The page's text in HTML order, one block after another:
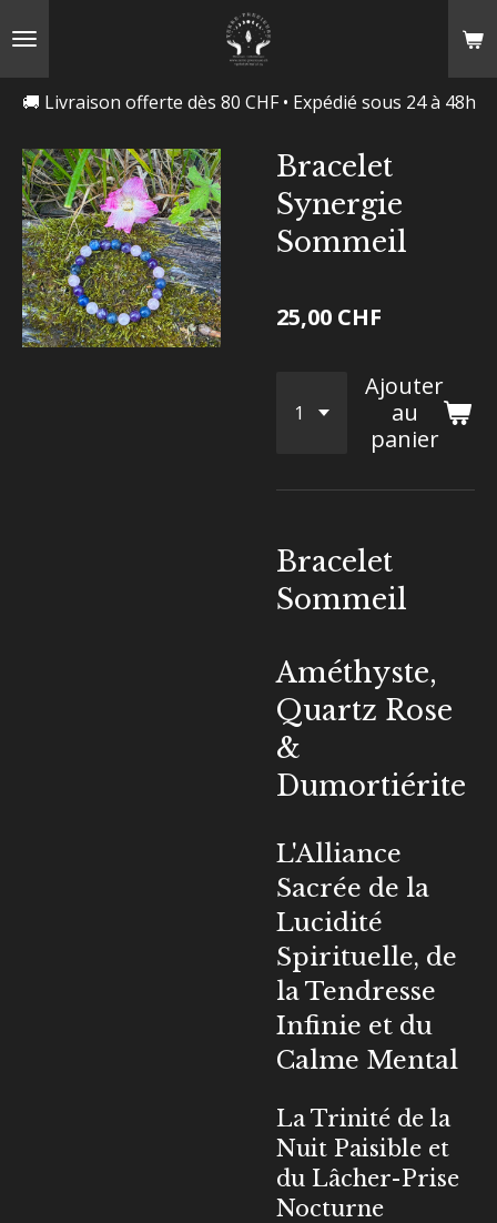
🚚 Livraison offerte dès 80 CHF • Expédié sous 24 à 48h
Bracelet
Synergie
Sommeil
25,00 CHF
Ajouter
au
panier
Bracelet
Sommeil
Améthyste,
Quartz Rose
&
Dumortiérite
L'Alliance
Sacrée de la
Lucidité
Spirituelle, de
la Tendresse
Infinie et du
Calme Mental
La Trinité de la
Nuit Paisible et
du Lâcher-Prise
Nocturne